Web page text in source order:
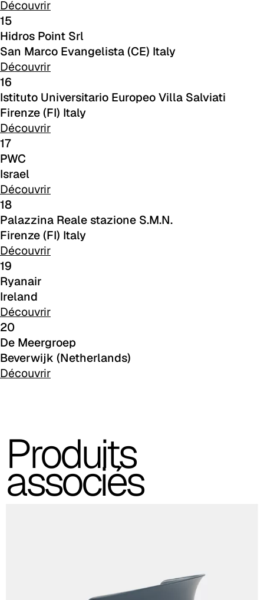
C 383
C 38G
Découvrir
15
Hidros Point Srl
San Marco Evangelista (CE) Italy
Découvrir
16
Istituto Universitario Europeo Villa Salviati
Firenze (FI) Italy
Découvrir
17
PWC
Israel
Découvrir
18
Palazzina Reale stazione S.M.N.
Firenze (FI) Italy
Découvrir
19
Ryanair
Ireland
Découvrir
20
De Meergroep
Beverwijk (Netherlands)
Découvrir
Produits
associés